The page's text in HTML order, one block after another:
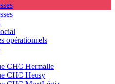
opérationnels
CHC Hermalle
CHC Heusy